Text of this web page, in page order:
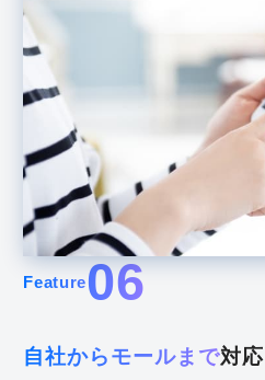
Feature06
自社からモールまで対応